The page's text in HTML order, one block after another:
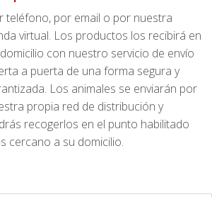
teléfono, por email o por nuestra
virtual. Los productos los recibirá en
con nuestro servicio de envío
a puerta de una forma segura y
Los animales se enviarán por
propia red de distribución y
recogerlos en el punto habilitado
cercano a su domicilio.